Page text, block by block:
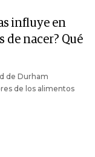
influye en
de nacer? Qué
de Durham
de los alimentos